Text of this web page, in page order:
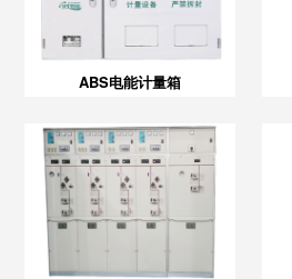
ABS电能计量箱